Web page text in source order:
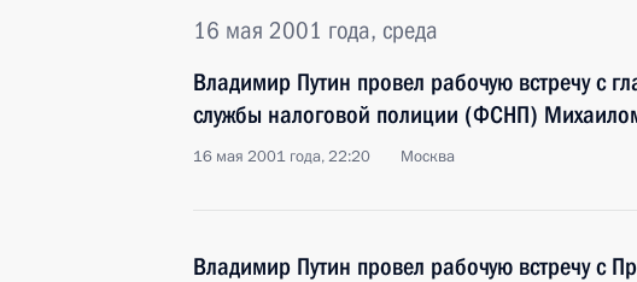
16 мая 2001 года, среда
Владимир Путин провел рабочую встречу с
службы налоговой полиции (ФСНП)
16 мая 2001 года, 22:20 Москва
Владимир Путин провел рабочую встречу с